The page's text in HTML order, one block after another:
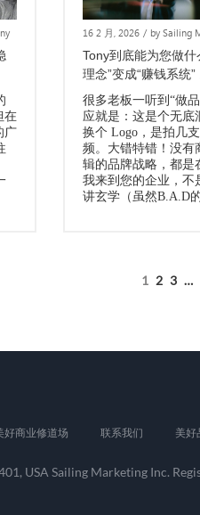
在
广
16 2 月, 2026 / by Sailing
Tony到底能为您做什
理念”变成“赚钱系统”
很多老板一听到“做
应就是：这是个无底
换个 Logo，是拍几
频。大错特错！没有
辑的品牌战略，都是
我来到您的企业，不
讲玄学（虽然B.A.D
1 2 3 …
好商业修道场 联系我们 美好
USA Sailing Marketing Inc.